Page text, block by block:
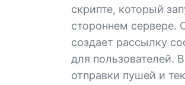
скрипте, который
стороннем сервере.
создает рассылку
для пользователей.
отправки пушей и